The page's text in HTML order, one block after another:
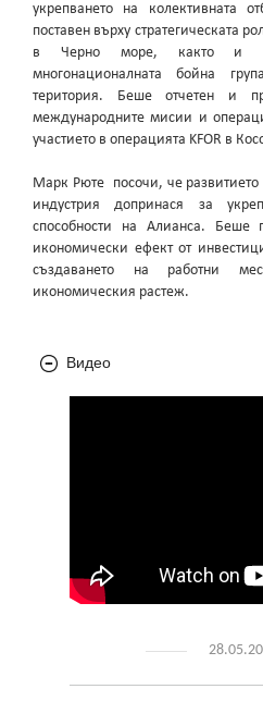
укрепването на колективната
поставен върху стратегическата
в Черно море, както и
многонационалната бойна
територия. Беше отчетен и
международните мисии и
участието в операцията KFOR в
Марк Рюте посочи, че развитието
индустрия допринася за
способности на Алианса. Беше
икономически ефект от
създаването на работни
икономическия растеж.
Видео